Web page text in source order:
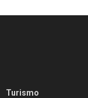
Turismo